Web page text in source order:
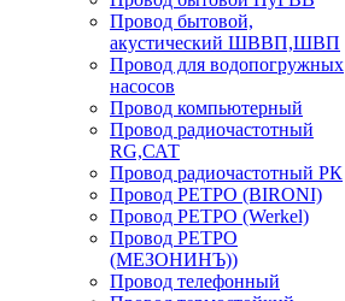
Провод бытовой,
акустический ШВВП,ШВП
Провод для водопогружных
насосов
Провод компьютерный
Провод радиочастотный
RG,САТ
Провод радиочастотный РК
Провод РЕТРО (BIRONI)
Провод РЕТРО (Werkel)
Провод РЕТРО
(МЕЗОНИНЪ))
Провод телефонный